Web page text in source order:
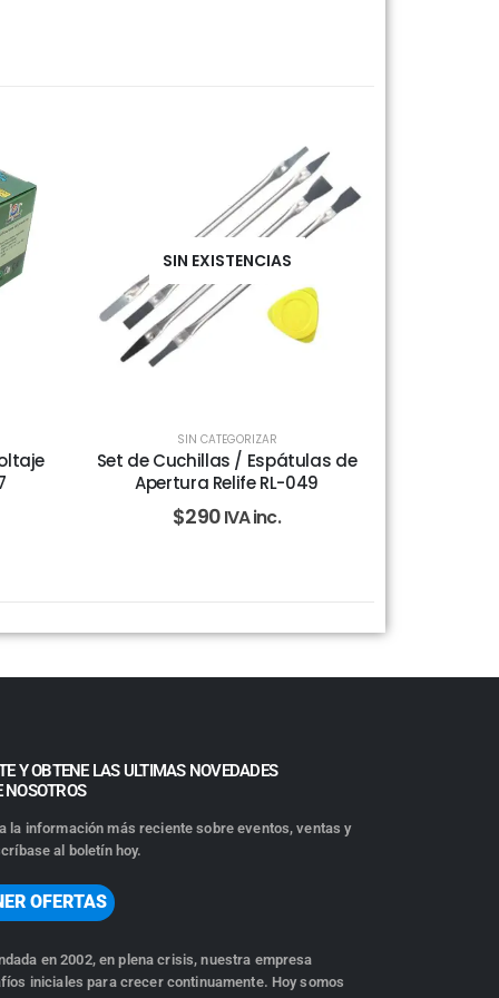
SIN EXISTENCIAS
SIN CATEGORIZAR
Set de Cuchillas / Espátulas de
Apertura Relife RL-049
$290IVA inc.
Y OBTENE LAS ULTIMAS NOVEDADES
NOSOTROS
la información más reciente sobre eventos, ventas y
al boletín hoy.
OFERTAS
en 2002, en plena crisis, nuestra empresa
iniciales para crecer continuamente. Hoy somos